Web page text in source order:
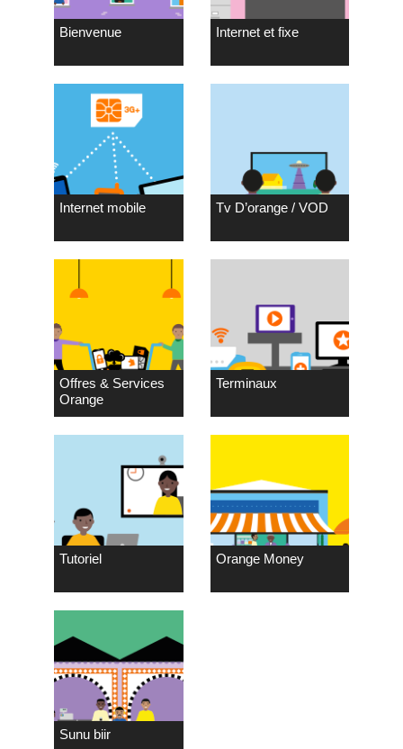
Bienvenue Internet et fixe
Internet mobile Tv D’orange / VOD
Offres & Services
Orange
Terminaux
Tutoriel Orange Money
Sunu biir